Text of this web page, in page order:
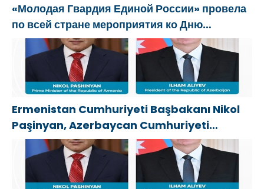
«Молодая Гвардия Единой России» провела
по всей стране мероприятия ко Дню
физкультурника
Ermenistan Cumhuriyeti Başbakanı Nikol
Paşinyan, Azerbaycan Cumhuriyeti
Cumhurbaşkanı İlham Aliyev’i aradı